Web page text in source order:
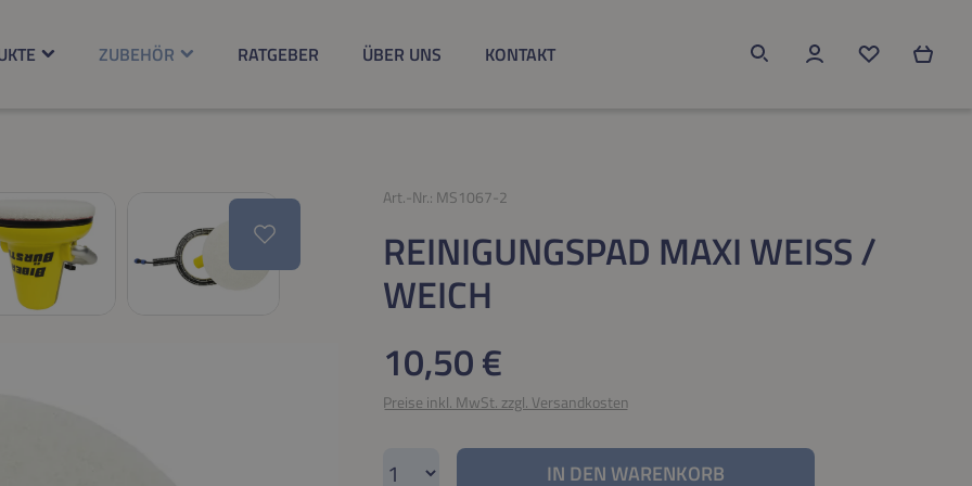
ZUBEHÖR RATGEBER ÜBER UNS KONTAKT
Du hast 0
Art.-Nr.: MS1067-2
REINIGUNGSPAD MAXI WEISS / W
EICH
Regulärer Preis:
10,50 €
Preise inkl. MwSt. zzgl. Versandkosten
Produkt Anzahl: Gib den gewünschten Wert ein oder
IN DEN WARENKORB